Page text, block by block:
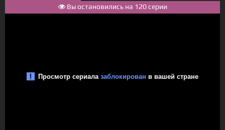
Вы остановились на 120 серии